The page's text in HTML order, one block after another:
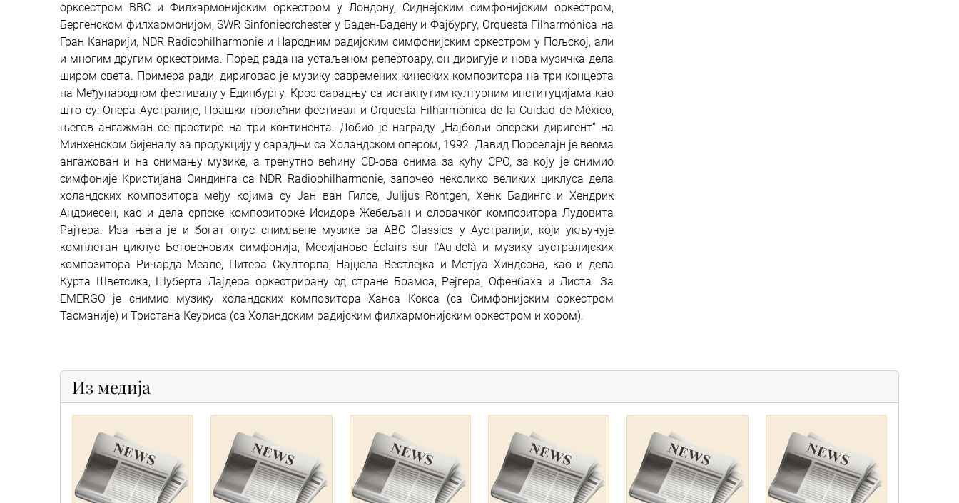
орксестром BBC и Филхармонијским оркестром у Лондону, Сиднејским симфонијским оркестром,
Бергенском филхармонијом, SWR Sinfonieorchester у Баден-Бадену и Фајбургу, Orquesta Filharmónica на
Гран Канарији, NDR Radiophilharmonie и Народним радијским симфонијским оркестром у Пољској, али
и многим другим оркестрима. Поред рада на устаљеном репертоару, он диригује и нова музичка дела
широм света. Примера ради, дириговао је музику савремених кинеских композитора на три концерта
на Међународном фестивалу у Единбургу. Кроз сарадњу са истакнутим културним институцијама као
што су: Опера Аустралије, Прашки пролећни фестивал и Orquesta Filharmónica de la Cuidad de México,
његов ангажман се простире на три континента. Добио је награду „Најбољи оперски диригент“ на
Минхенском бијеналу за продукцију у сарадњи са Холандском опером, 1992. Давид Порселајн је веома
ангажован и на снимању музике, а тренутно већину CD-ова снима за кућу CPO, за коју је снимио
симфоније Кристијана Синдинга са NDR Radiophilharmonie, започео неколико великих циклуса дела
холандских композитора међу којима су Јан ван Гилсе, Julijus Röntgen, Хенк Бадингс и Хендрик
Андриесен, као и дела српске композиторке Исидоре Жебељан и словачког композитора Лудовита
Рајтера. Иза њега је и богат опус снимљене музике за ABC Classics у Аустралији, који укључује
комплетан циклус Бетовенових симфонија, Месијанове Éclairs sur l’Au-délà и музику аустралијских
композитора Ричарда Меале, Питера Скулторпа, Најџела Вестлејка и Метјуа Хиндсона, као и дела
Курта Шветсика, Шуберта Лајдера оркестрирану од стране Брамса, Рејгера, Офенбаха и Листа. За
EMERGO је снимио музику холандских композитора Ханса Кокса (са Симфонијским оркестром
Тасманије) и Тристана Кеуриса (са Холандским радијским филхармонијским оркестром и хором).
Из медија